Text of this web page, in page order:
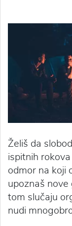
Želiš da
ispitnih
odmor na koji
upoznaš
tom slučaju
nudi